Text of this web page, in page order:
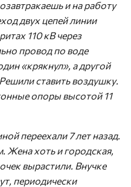
и на работу
двух цепей линии
110 кВ через
провод по воде
«крякнул», а другой
ставить воздушку.
опоры высотой 11
переехали 7 лет назад.
Жена хоть и городская,
вырастили. Внучке
периодически